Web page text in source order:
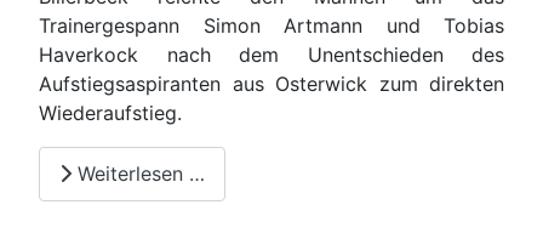
Trainergespann Simon Artmann und Tobias
Haverkock nach dem Unentschieden des
Aufstiegsaspiranten aus Osterwick zum direkten
Wiederaufstieg.
Weiterlesen …